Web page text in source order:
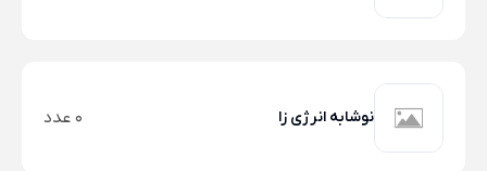
نوشابه انرژی زا 0 عدد